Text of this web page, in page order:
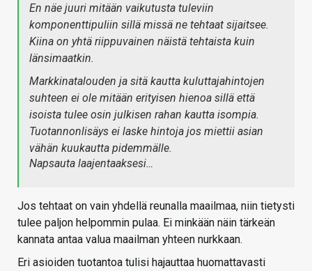
En näe juuri mitään vaikutusta tuleviin
komponenttipuliin sillä missä ne tehtaat sijaitsee.
Kiina on yhtä riippuvainen näistä tehtaista kuin
länsimaatkin.
Markkinatalouden ja sitä kautta kuluttajahintojen
suhteen ei ole mitään erityisen hienoa sillä että
isoista tulee osin julkisen rahan kautta isompia.
Tuotannonlisäys ei laske hintoja jos miettii asian
vähän kuukautta pidemmälle.
Napsauta laajentaaksesi…
Jos tehtaat on vain yhdellä reunalla maailmaa, niin tietysti
tulee paljon helpommin pulaa. Ei minkään näin tärkeän
kannata antaa valua maailman yhteen nurkkaan.
Eri asioiden tuotantoa tulisi hajauttaa huomattavasti